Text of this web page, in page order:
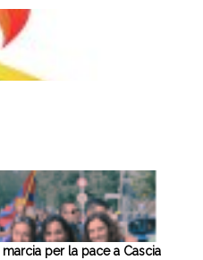
per la pace a Cascia